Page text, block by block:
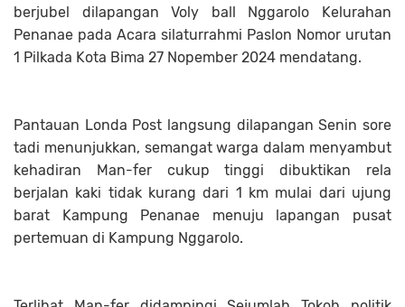
berjubel dilapangan Voly ball Nggarolo Kelurahan
Penanae pada Acara silaturrahmi Paslon Nomor urutan
1 Pilkada Kota Bima 27 Nopember 2024 mendatang.
Pantauan Londa Post langsung dilapangan Senin sore
tadi menunjukkan, semangat warga dalam menyambut
kehadiran Man-fer cukup tinggi dibuktikan rela
berjalan kaki tidak kurang dari 1 km mulai dari ujung
barat Kampung Penanae menuju lapangan pusat
pertemuan di Kampung Nggarolo.